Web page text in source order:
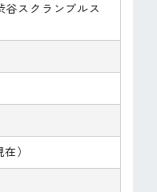
スクランブルス
）